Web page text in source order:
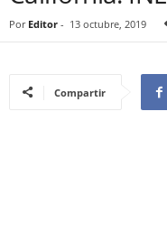
Por Editor - 13 octubre, 2019
Compartir